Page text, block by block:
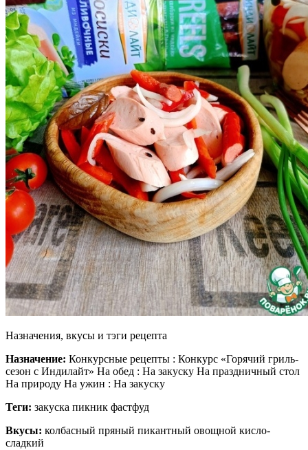
Назначения, вкусы и тэги рецепта
Назначение: Конкурсные рецепты : Конкурс «Горячий гриль-
сезон с Индилайт» На обед : На закуску На праздничный стол
На природу На ужин : На закуску
Теги: закуска пикник фастфуд
Вкусы: колбасный пряный пикантный овощной кисло-
сладкий